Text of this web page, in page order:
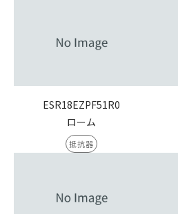
ESR18EZPF51R0
ローム
抵抗器